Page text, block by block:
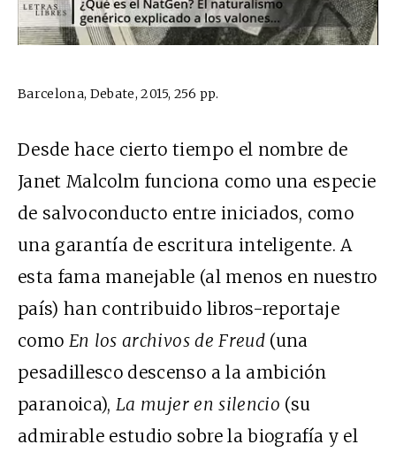
Barcelona, Debate, 2015, 256 pp.
Desde hace cierto tiempo el nombre de
Janet Malcolm funciona como una especie
de salvoconducto entre iniciados, como
una garantía de escritura inteligente. A
esta fama manejable (al menos en nuestro
país) han contribuido libros-reportaje
como En los archivos de Freud(una
pesadillesco descenso a la ambición
paranoica), La mujer en silencio (su
admirable estudio sobre la biografía y el